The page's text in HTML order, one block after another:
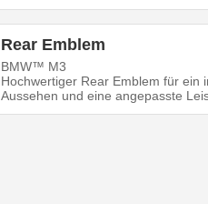
Rear Emblem
BMW™ M3
Hochwertiger Rear Emblem für ein
Aussehen und eine angepasste